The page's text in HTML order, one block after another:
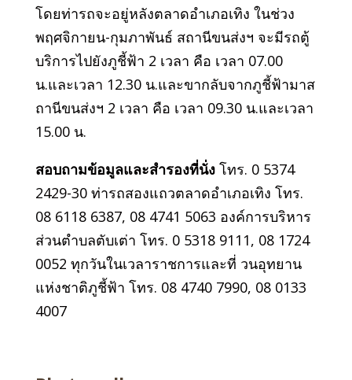
โดยท่ารถจะอยู่หลังตลาดอำเภอเทิง ในช่วง
พฤศจิกายน-กุมภาพันธ์ สถานีขนส่งฯ จะมีรถตู้
บริการไปยังภูชี้ฟ้า 2 เวลา คือ เวลา 07.00
น.และเวลา 12.30 น.และขากลับจากภูชี้ฟ้ามาส
ถานีขนส่งฯ 2 เวลา คือ เวลา 09.30 น.และเวลา
15.00 น.
สอบถามข้อมูลและสำรองที่นั่งโทร. 0 5374
2429-30 ท่ารถสองแถวตลาดอำเภอเทิง โทร.
08 6118 6387, 08 4741 5063 องค์การบริหาร
ส่วนตำบลตับเต่า โทร. 0 5318 9111, 08 1724
0052 ทุกวันในเวลาราชการและที่ วนอุทยาน
แห่งชาติภูชี้ฟ้า โทร. 08 4740 7990, 08 0133
4007